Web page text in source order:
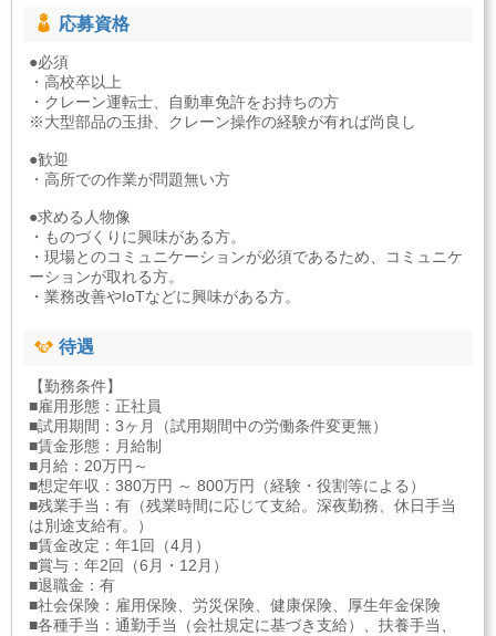
応募資格
●必須
・高校卒以上
・クレーン運転士、自動車免許をお持ちの方
※大型部品の玉掛、クレーン操作の経験が有れば尚良し
●歓迎
・高所での作業が問題無い方
●求める人物像
・ものづくりに興味がある方。
・現場とのコミュニケーションが必須であるため、コミュニケ
ーションが取れる方。
・業務改善やIoTなどに興味がある方。
待遇
【勤務条件】
■雇用形態：正社員
■試用期間：3ヶ月（試用期間中の労働条件変更無）
■賃金形態：月給制
■月給：20万円～
■想定年収：380万円 ～ 800万円（経験・役割等による）
■残業手当：有（残業時間に応じて支給。深夜勤務、休日手当
は別途支給有。）
■賃金改定：年1回（4月）
■賞与：年2回（6月・12月）
■退職金：有
■社会保険：雇用保険、労災保険、健康保険、厚生年金保険
■各種手当：通勤手当（会社規定に基づき支給）、扶養手当、